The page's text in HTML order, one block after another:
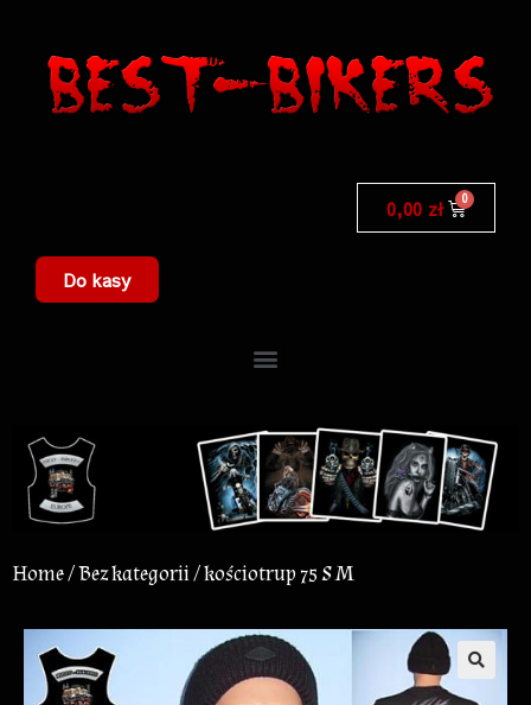
0,00 zł
Do kasy
Home/Bez kategorii/ kościotrup 75 S M